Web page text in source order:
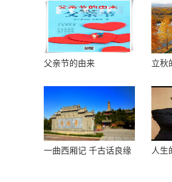
父亲节的由来 立秋
一曲西厢记 千古话良缘 人生